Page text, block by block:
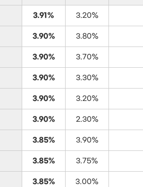
3.91% 3.20%
3.90% 3.80%
3.90% 3.70%
3.90% 3.30%
3.90% 3.20%
3.90% 2.30%
3.85% 3.90%
3.85% 3.75%
3.85% 3.00%